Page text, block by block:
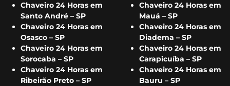
Chaveiro 24 Horas em
Santo André – SP
Chaveiro 24 Horas em
Osasco – SP
Chaveiro 24 Horas em
Sorocaba – SP
Chaveiro 24 Horas em
Ribeirão Preto – SP
Chaveiro 24 Horas em
Mauá – SP
Chaveiro 24 Horas em
Diadema – SP
Chaveiro 24 Horas em
Carapicuíba – SP
Chaveiro 24 Horas em
Bauru – SP